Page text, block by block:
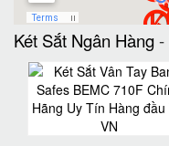
Két Sắt Ngân Hàng-